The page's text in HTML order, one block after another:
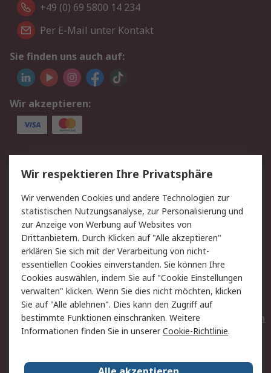
+49 (0) 69 5800 14 234
Per E-Mail unter Kontakt
Sie finden uns auch auf:
Wir akzeptieren:
Service
Value Added Services
Lieferlösungen
Rücksendungen
Kontakt
Hilfe
Privatkunden
Rechtliches
AGB
Datenschutz
Cookie-Richtlinie
Zahlungsbedingungen
Copyright/Impressum
Entsorgung
Elektrogeräte/Batterien
Wir respektieren Ihre Privatsphäre
Wir verwenden Cookies und andere Technologien zur
statistischen Nutzungsanalyse, zur Personalisierung und
zur Anzeige von Werbung auf Websites von
Drittanbietern. Durch Klicken auf "Alle akzeptieren"
erklären Sie sich mit der Verarbeitung von nicht-
essentiellen Cookies einverstanden. Sie können Ihre
Cookies auswählen, indem Sie auf "Cookie Einstellungen
verwalten" klicken. Wenn Sie dies nicht möchten, klicken
Sie auf "Alle ablehnen". Dies kann den Zugriff auf
bestimmte Funktionen einschränken. Weitere
Informationen finden Sie in unsererCookie-Richtlinie.